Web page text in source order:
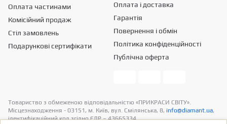
Оплата частинами
Комісійний продаж
Стіл замовлень
Подарункові сертифікати
Оплата і доставка
Гарантія
Повернення і обмін
Політика конфіденційності
Публічна оферта
Товариство з обмеженою вiдповiдальнiстю «ПРИКРАСИ СВІТУ».
Місцезнаходження - 03151, м. Київ, вул. Смілянська, 8, info@diamant.ua,
ідентифікаційний код згідно ЄДР – 43665334.